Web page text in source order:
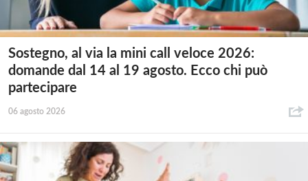
Sostegno, al via la mini call veloce 2026:
domande dal 14 al 19 agosto. Ecco chi può
partecipare
06 agosto 2026